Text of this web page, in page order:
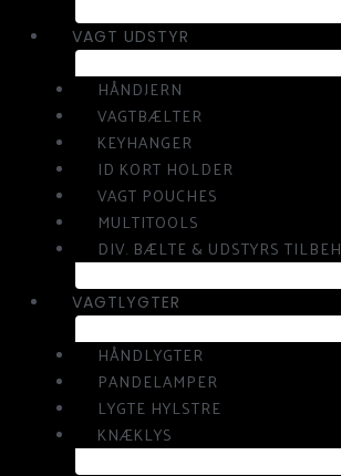
VAGT UDSTYR
HÅNDJERN
VAGTBÆLTER
KEYHANGER
ID KORT HOLDER
VAGT POUCHES
MULTITOOLS
DIV. BÆLTE & UDSTYRS
VAGTLYGTER
HÅNDLYGTER
PANDELAMPER
LYGTE HYLSTRE
KNÆKLYS